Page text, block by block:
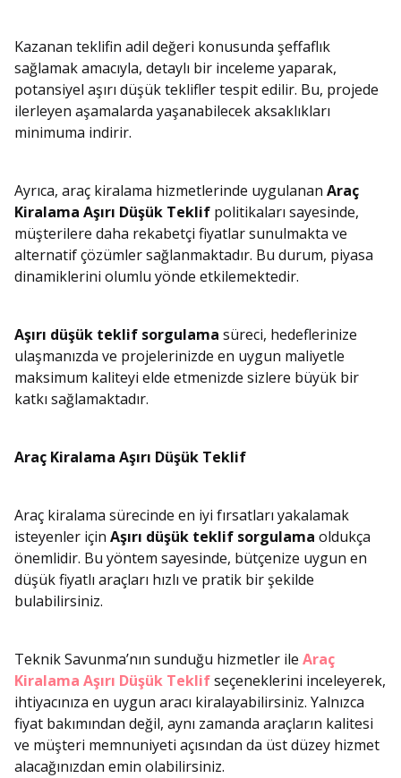
Kazanan teklifin adil değeri konusunda şeffaflık
sağlamak amacıyla, detaylı bir inceleme yaparak,
potansiyel aşırı düşük teklifler tespit edilir. Bu, projede
ilerleyen aşamalarda yaşanabilecek aksaklıkları
minimuma indirir.
Ayrıca, araç kiralama hizmetlerinde uygulanan Araç
Kiralama Aşırı Düşük Teklif politikaları sayesinde,
müşterilere daha rekabetçi fiyatlar sunulmakta ve
alternatif çözümler sağlanmaktadır. Bu durum, piyasa
dinamiklerini olumlu yönde etkilemektedir.
Aşırı düşük teklif sorgulama süreci, hedeflerinize
ulaşmanızda ve projelerinizde en uygun maliyetle
maksimum kaliteyi elde etmenizde sizlere büyük bir
katkı sağlamaktadır.
Araç Kiralama Aşırı Düşük Teklif
Araç kiralama sürecinde en iyi fırsatları yakalamak
isteyenler için Aşırı düşük teklif sorgulama oldukça
önemlidir. Bu yöntem sayesinde, bütçenize uygun en
düşük fiyatlı araçları hızlı ve pratik bir şekilde
bulabilirsiniz.
Teknik Savunma’nın sunduğu hizmetler ile Araç
Kiralama Aşırı Düşük Teklifseçeneklerini inceleyerek,
ihtiyacınıza en uygun aracı kiralayabilirsiniz. Yalnızca
fiyat bakımından değil, aynı zamanda araçların kalitesi
ve müşteri memnuniyeti açısından da üst düzey hizmet
alacağınızdan emin olabilirsiniz.